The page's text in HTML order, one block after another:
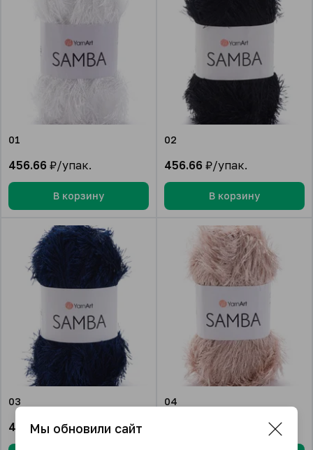
01
456.66 ₽/упак.
В корзину
02
456.66 ₽/упак.
В корзину
03
456.66 ₽/упак.
04
Мы обновили сайт